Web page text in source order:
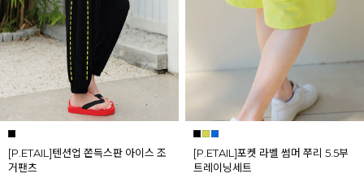
[P.ETAIL]텐션업 쫀득스판 아이스 조
거팬츠
[P.ETAIL]포켓 라벨 썸머 쭈리 5.5부
트레이닝세트